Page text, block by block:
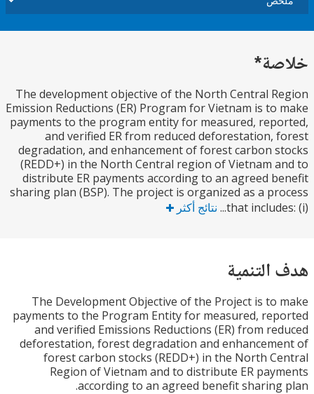
The development objective of the North Central
Emission Reductions (ER) Program for Vietnam is
payments to the program entity for measured,
and verified ER from reduced deforestation,
degradation, and enhancement of forest carbon
(REDD+) in the North Central region of Vietnam
distribute ER payments according to an agreed
sharing plan (BSP). The project is organized as a
that
نتائج أكثر
The Development Objective of the Project is to
payments to the Program Entity for measured,
and verified Emissions Reductions (ER) from
deforestation, forest degradation and
forest carbon stocks (REDD+) in the North
Region of Vietnam and to distribute ER
according to an agreed benefit